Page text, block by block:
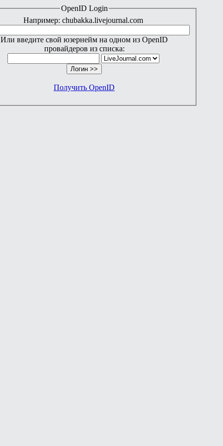
OpenID Login
Например: chubakka.livejournal.com
Или введите свой юзернейм на одном из OpenID
провайдеров из списка:
Получить OpenID